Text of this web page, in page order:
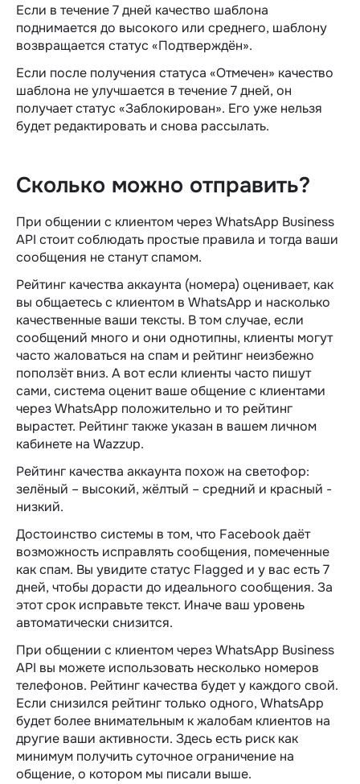
Если в течение 7 дней качество шаблона
поднимается до высокого или среднего, шаблону
возвращается статус «Подтверждён».
Если после получения статуса «Отмечен» качество
шаблона не улучшается в течение 7 дней, он
получает статус «Заблокирован». Его уже нельзя
будет редактировать и снова рассылать.
Сколько можно отправить?
При общении с клиентом через WhatsApp Business
API стоит соблюдать простые правила и тогда ваши
сообщения не станут спамом.
Рейтинг качества аккаунта (номера) оценивает, как
вы общаетесь с клиентом в WhatsApp и насколько
качественные ваши тексты. В том случае, если
сообщений много и они однотипны, клиенты могут
часто жаловаться на спам и рейтинг неизбежно
поползёт вниз. А вот если клиенты часто пишут
сами, система оценит ваше общение с клиентами
через WhatsApp положительно и то рейтинг
вырастет. Рейтинг также указан в вашем личном
кабинете на Wazzup.
Рейтинг качества аккаунта похож на светофор:
зелёный – высокий, жёлтый – средний и красный -
низкий.
Достоинство системы в том, что Facebook даёт
возможность исправлять сообщения, помеченные
как спам. Вы увидите статус Flagged и у вас есть 7
дней, чтобы дорасти до идеального сообщения. За
этот срок исправьте текст. Иначе ваш уровень
автоматически снизится.
При общении с клиентом через WhatsApp Business
API вы можете использовать несколько номеров
телефонов. Рейтинг качества будет у каждого свой.
Если снизился рейтинг только одного, WhatsApp
будет более внимательным к жалобам клиентов на
другие ваши активности. Здесь есть риск как
минимум получить суточное ограничение на
общение, о котором мы писали выше.